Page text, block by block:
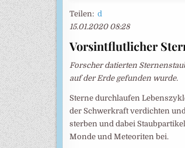
Teilen: d
15.01.2020 08:28
Vorsintflutlicher
Forscher datierten
auf der Erde gefunden wurde.
Sterne durchlaufen
der Schwerkraft verdichten
sterben und dabei
Monde und Meteoriten bei.